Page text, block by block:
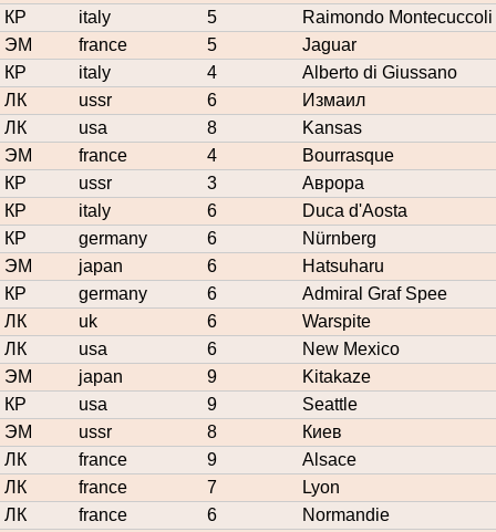
КР
italy 5
Raimondo Montecuccoli
ЭМ
france 5
Jaguar
КР
italy 4
Alberto di Giussano
ЛК
ussr 6
Измаил
ЛК
usa 8
Kansas
ЭМ
france 4
Bourrasque
КР
ussr 3
Аврора
КР
italy 6
Duca d'Aosta
КР
germany 6
Nürnberg
ЭМ
japan 6
Hatsuharu
КР
germany 6
Admiral Graf Spee
ЛК
uk 6
Warspite
ЛК
usa 6
New Mexico
ЭМ
japan 9
Kitakaze
КР
usa 9
Seattle
ЭМ
ussr 8
Киев
ЛК
france 9
Alsace
ЛК
france 7
Lyon
ЛК
france 6
Normandie